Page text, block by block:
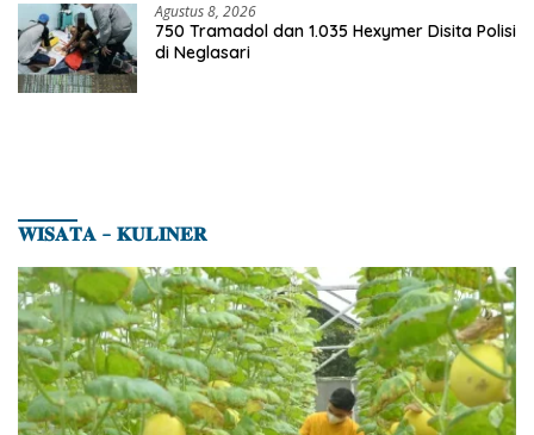
Agustus 8, 2026
750 Tramadol dan 1.035 Hexymer Disita Polisi
di Neglasari
𝐖𝐈𝐒𝐀𝐓𝐀 – 𝐊𝐔𝐋𝐈𝐍𝐄𝐑